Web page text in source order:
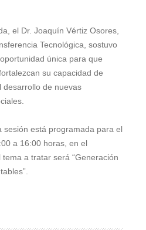
el Dr. Joaquín Vértiz Osores,
Tecnológica, sostuvo
única para que
su capacidad de
desarrollo de nuevas
sesión está programada para el
a 16:00 horas, en el
a tratar será “Generación